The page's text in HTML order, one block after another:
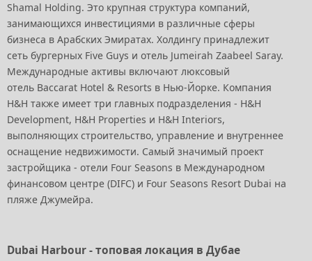
Shamal Holding. Это крупная структура компаний,
занимающихся инвестициями в различные сферы
бизнеса в Арабских Эмиратах. Холдингу принадлежит
сеть бургерных Five Guys и отель Jumeirah Zaabeel Saray.
Международные активы включают люксовый
отель Baccarat Hotel & Resorts в Нью-Йорке. Компания
H&H также имеет три главных подразделения - H&H
Development, H&H Properties и H&H Interiors,
выполняющих строительство, управление и внутреннее
оснащение недвижимости. Самый значимый проект
застройщика - отели Four Seasons в Международном
финансовом центре (DIFC) и Four Seasons Resort Dubai на
пляже Джумейра.
Dubai Harbour - топовая локация в Дубае